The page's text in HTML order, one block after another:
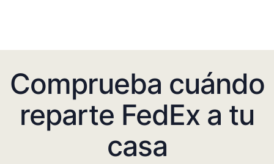
Comprueba cuándo
reparte FedEx a tu
casa